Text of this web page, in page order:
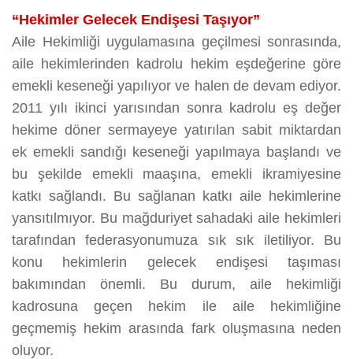
“Hekimler Gelecek Endişesi Taşıyor”
Aile Hekimliği uygulamasına geçilmesi sonrasında,
aile hekimlerinden kadrolu hekim eşdeğerine göre
emekli keseneği yapılıyor ve halen de devam ediyor.
2011 yılı ikinci yarısından sonra kadrolu eş değer
hekime döner sermayeye yatırılan sabit miktardan
ek emekli sandığı keseneği yapılmaya başlandı ve
bu şekilde emekli maaşına, emekli ikramiyesine
katkı sağlandı. Bu sağlanan katkı aile hekimlerine
yansıtılmıyor. Bu mağduriyet sahadaki aile hekimleri
tarafından federasyonumuza sık sık iletiliyor. Bu
konu hekimlerin gelecek endişesi taşıması
bakımından önemli. Bu durum, aile hekimliği
kadrosuna geçen hekim ile aile hekimliğine
geçmemiş hekim arasında fark oluşmasına neden
oluyor.